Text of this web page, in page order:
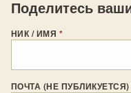
Поделитесь
НИК / ИМЯ *
ПОЧТА (НЕ